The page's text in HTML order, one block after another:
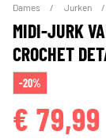
Dames Jurken
MIDI-JURK
CROCHET
-20%
€ 79,99